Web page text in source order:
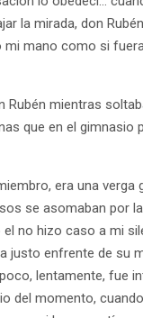
la mirada, don
mano como si
Rubén mientras
que en el
era una
se asomaban por
no hizo caso a mi
justo enfrente de su
lentamente, fue
del momento,